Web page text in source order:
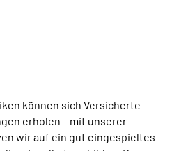
können sich Versicherte
erholen – mit unserer
wir auf ein gut eingespieltes